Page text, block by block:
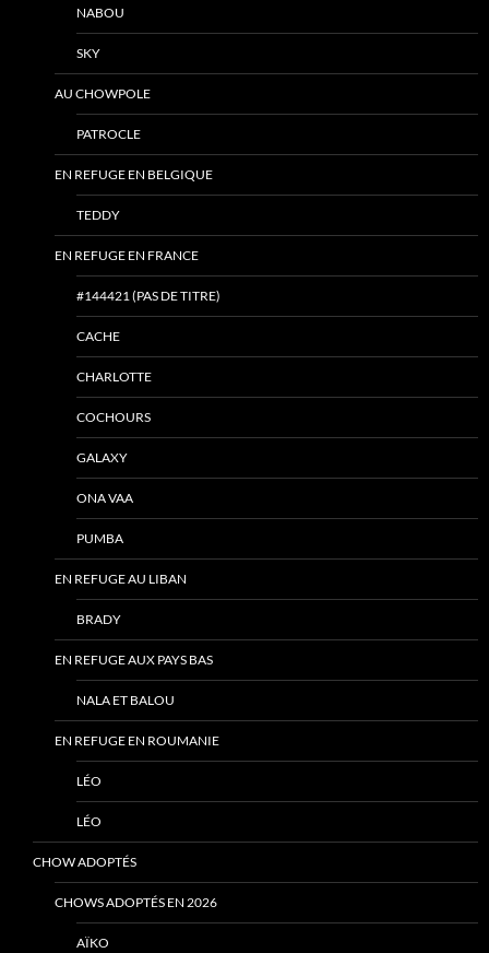
NABOU
SKY
AU CHOWPOLE
PATROCLE
EN REFUGE EN BELGIQUE
TEDDY
EN REFUGE EN FRANCE
#144421 (PAS DE TITRE)
CACHE
CHARLOTTE
COCHOURS
GALAXY
ONA VAA
PUMBA
EN REFUGE AU LIBAN
BRADY
EN REFUGE AUX PAYS BAS
NALA ET BALOU
EN REFUGE EN ROUMANIE
LÉO
LÉO
CHOW ADOPTÉS
CHOWS ADOPTÉS EN 2026
AÏKO